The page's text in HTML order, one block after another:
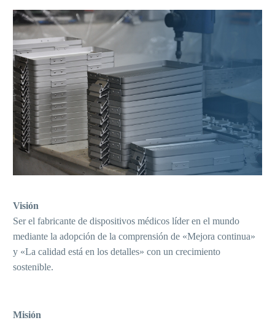
Visión
Ser el fabricante de dispositivos médicos líder en el mundo
mediante la adopción de la comprensión de «Mejora continua»
y «La calidad está en los detalles» con un crecimiento
sostenible.
Misión